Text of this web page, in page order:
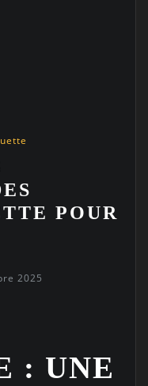
POUR
2025
: UNE